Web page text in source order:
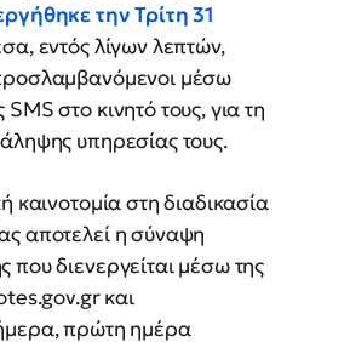
την Τρίτη 31
εντός λίγων λεπτών,
μέσω
στο κινητό τους, για τη
υπηρεσίας τους.
καινοτομία στη διαδικασία
αποτελεί η σύναψη
διενεργείται μέσω της
και
πρώτη ημέρα